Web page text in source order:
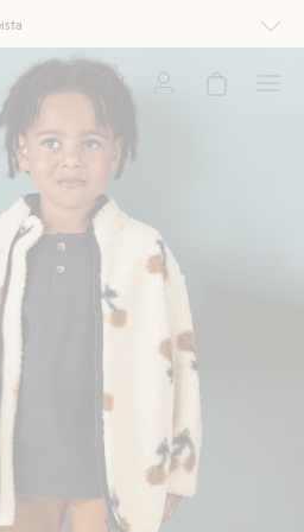
enemmän. Voimassa 3-16.8. asti
muihin alennuksiin tai tarjouksiin.
nyt